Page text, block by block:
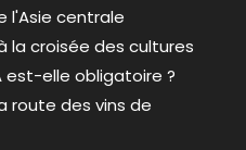
l'Asie centrale
la croisée des cultures
est-elle obligatoire ?
route des vins de